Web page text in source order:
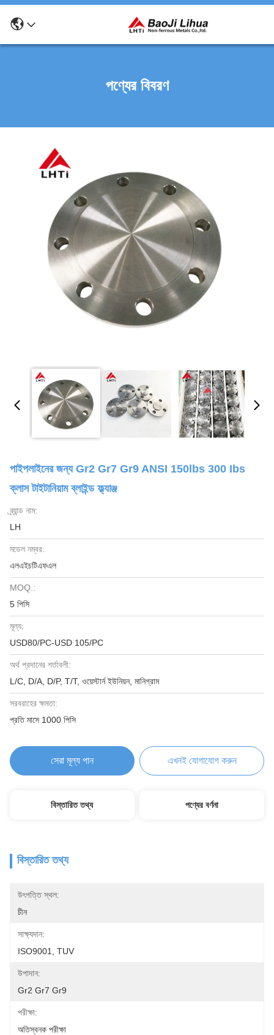
পণ্যের বিবরণ
পাইপলাইনের জন্য Gr2 Gr7 Gr9 ANSI 150lbs 300 Ibs
ক্লাস টাইটানিয়াম ব্লাইন্ড ফ্ল্যাঞ্জ
ব্র্যান্ড নাম:
LH
মডেল নম্বর:
এলএইচটিএফএল
MOQ.:
5 পিসি
মূল্য:
USD80/PC-USD 105/PC
অর্থ প্রদানের শর্তাবলী:
L/C, D/A, D/P, T/T, ওয়েস্টার্ন ইউনিয়ন, মানিগ্রাম
সরবরাহের ক্ষমতা:
প্রতি মাসে 1000 পিসি
সেরা মূল্য পান এখনই যোগাযোগ করুন
বিস্তারিত তথ্য পণ্যের বর্ণনা
বিস্তারিত তথ্য
উৎপত্তি স্থল:
চীন
সাক্ষ্যদান:
ISO9001, TUV
উপাদান:
Gr2 Gr7 Gr9
পরীক্ষা:
অতিস্বনক পরীক্ষা